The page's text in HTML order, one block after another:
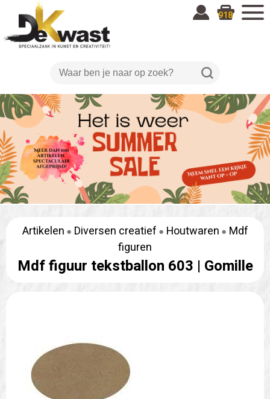
918
Artikelen Diversen creatief Houtwaren
Mdf
figuren
Mdf figuur tekstballon 603 | Gomille